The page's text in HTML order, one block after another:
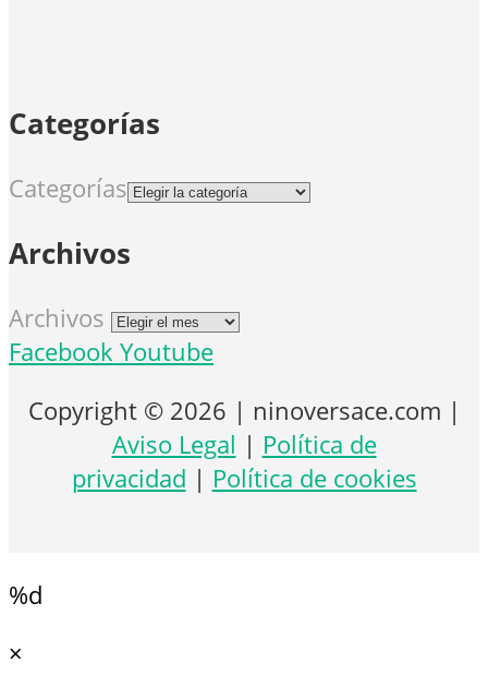
Categorías
Categorías
Archivos
Archivos
Facebook Youtube
Copyright © 2026 | ninoversace.com |
Aviso Legal | Política de
privacidad | Política de cookies
%d
×